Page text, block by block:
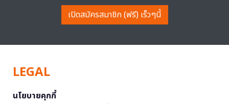
เปิดสมัครสมาชิก (ฟรี) เร็วๆนี้
LEGAL
นโยบายคุกกี้